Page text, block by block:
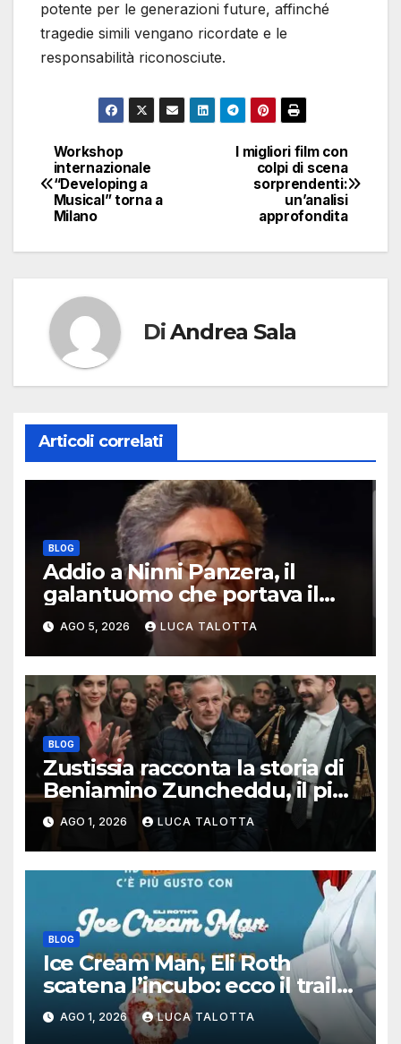
potente per le generazioni future, affinché
tragedie simili vengano ricordate e le
responsabilità riconosciute.
Navigazione
articoli
I migliori film con
colpi di scena
sorprendenti:
un’analisi
approfondita
Workshop
internazionale
“Developing a
Musical” torna a
Milano
DiAndrea Sala
Articoli correlati
BLOG
Addio a Ninni Panzera, il
galantuomo che portava il
cinema dove non c’era
AGO 5, 2026 LUCA TALOTTA
BLOG
Zustissia racconta la storia di
Beniamino Zuncheddu, il più
lungo errore giudiziario della
storia italiana
AGO 1, 2026 LUCA TALOTTA
BLOG
Ice Cream Man, Eli Roth
scatena l’incubo: ecco il trailer
italiano dell’horror più
estremo di Halloween 2026
AGO 1, 2026 LUCA TALOTTA